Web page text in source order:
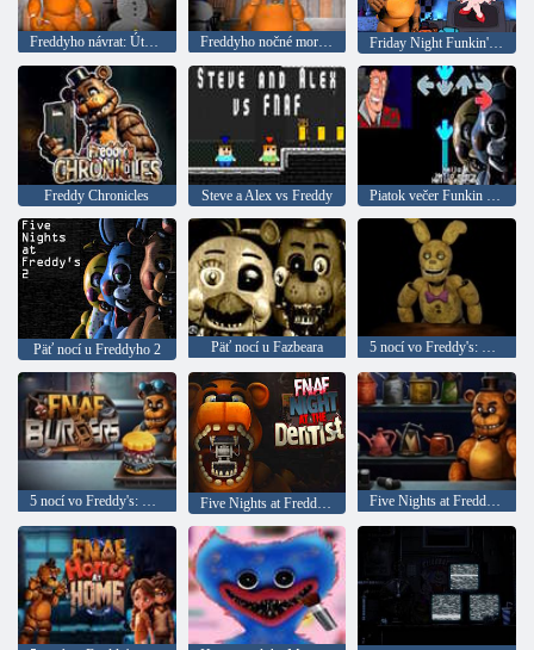
Freddyho návrat: Útek z dediny Freddyho nočné mory sa vracajú: horor, Nový rok Friday Night Funkin' Pripojte sa ku kapele, ale všetci spievajte
Freddy Chronicles Steve a Alex vs Freddy Piatok večer Funkin vs. 5 nocí vo Freddy's: Bones
Päť nocí u Freddyho 2 Päť nocí u Fazbeara 5 nocí vo Freddy's: Rescue Room
5 nocí vo Freddy's: Burgers Five Nights at Freddy's: Zubár Five Nights at Freddy's: Barman